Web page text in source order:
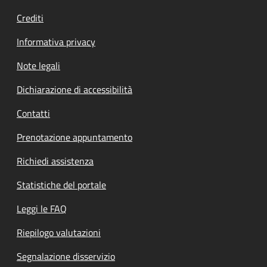
Crediti
Informativa privacy
Note legali
Dichiarazione di accessibilità
Contatti
Prenotazione appuntamento
Richiedi assistenza
Statistiche del portale
Leggi le FAQ
Riepilogo valutazioni
Segnalazione disservizio